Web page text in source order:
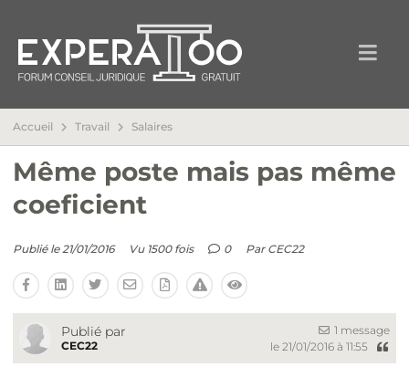
Accueil Travail Salaires
Même poste mais pas même
coeficient
Publié le 21/01/2016 Vu 1500 fois 0 Par CEC22
Publié par
CEC22
1 message
le 21/01/2016 à 11:55